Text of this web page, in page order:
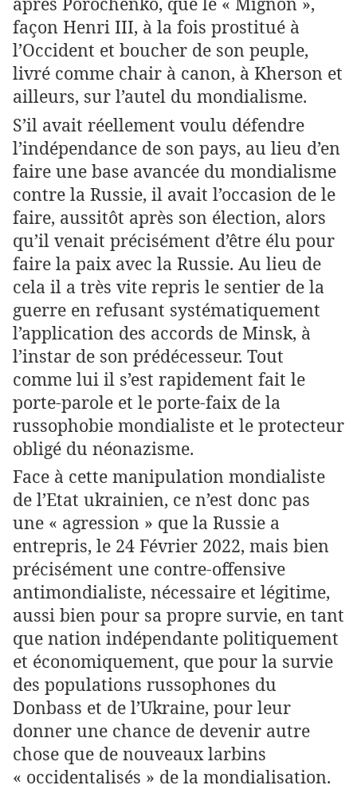
façon Henri III, à la fois prostitué à
l’Occident et boucher de son peuple,
livré comme chair à canon, à Kherson et
ailleurs, sur l’autel du mondialisme.
S’il avait réellement voulu défendre
l’indépendance de son pays, au lieu d’en
faire une base avancée du mondialisme
contre la Russie, il avait l’occasion de le
faire, aussitôt après son élection, alors
qu’il venait précisément d’être élu pour
faire la paix avec la Russie. Au lieu de
cela il a très vite repris le sentier de la
guerre en refusant systématiquement
l’application des accords de Minsk, à
l’instar de son prédécesseur. Tout
comme lui il s’est rapidement fait le
porte-parole et le porte-faix de la
russophobie mondialiste et le protecteur
obligé du néonazisme.
Face à cette manipulation mondialiste
de l’Etat ukrainien, ce n’est donc pas
une « agression » que la Russie a
entrepris, le 24 Février 2022, mais bien
précisément une contre-offensive
antimondialiste, nécessaire et légitime,
aussi bien pour sa propre survie, en tant
que nation indépendante politiquement
et économiquement, que pour la survie
des populations russophones du
Donbass et de l’Ukraine, pour leur
donner une chance de devenir autre
chose que de nouveaux larbins
« occidentalisés » de la mondialisation.